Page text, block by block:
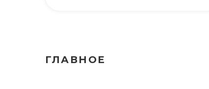
ГЛАВНОЕ